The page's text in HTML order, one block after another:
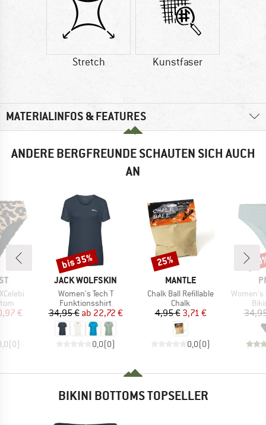
Stretch Kunstfaser
MATERIALINFOS & FEATURES
ANDERE BERGFREUNDE SCHAUTEN SICH AUCH
AN
Preis
€
(0)
MARKE
JACK WOLFSKIN
Artikel
Women's Tech T
Produktgruppe
Funktionsshirt
Preis
34,95 € reduzierter Preis
ab 22,72 €
0,0(0)
Rabatt
bis 35%
MARKE
MANTLE
Artikel
Chalk Ball Refillable
Produktgruppe
Chalk
Preis
4,95 €reduzierter Preis
3,71 €
0,0(0)
Rabatt
25%
Artikel
Women's
BIKINI BOTTOMS TOPSELLER